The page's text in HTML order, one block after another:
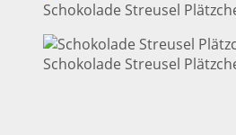
Schokolade Streusel
Schokolade Streusel